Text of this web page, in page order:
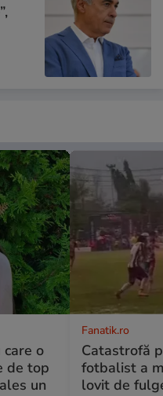
o
de top
un
Fanatik.ro
Catastrofă
fotbalist a
lovit de